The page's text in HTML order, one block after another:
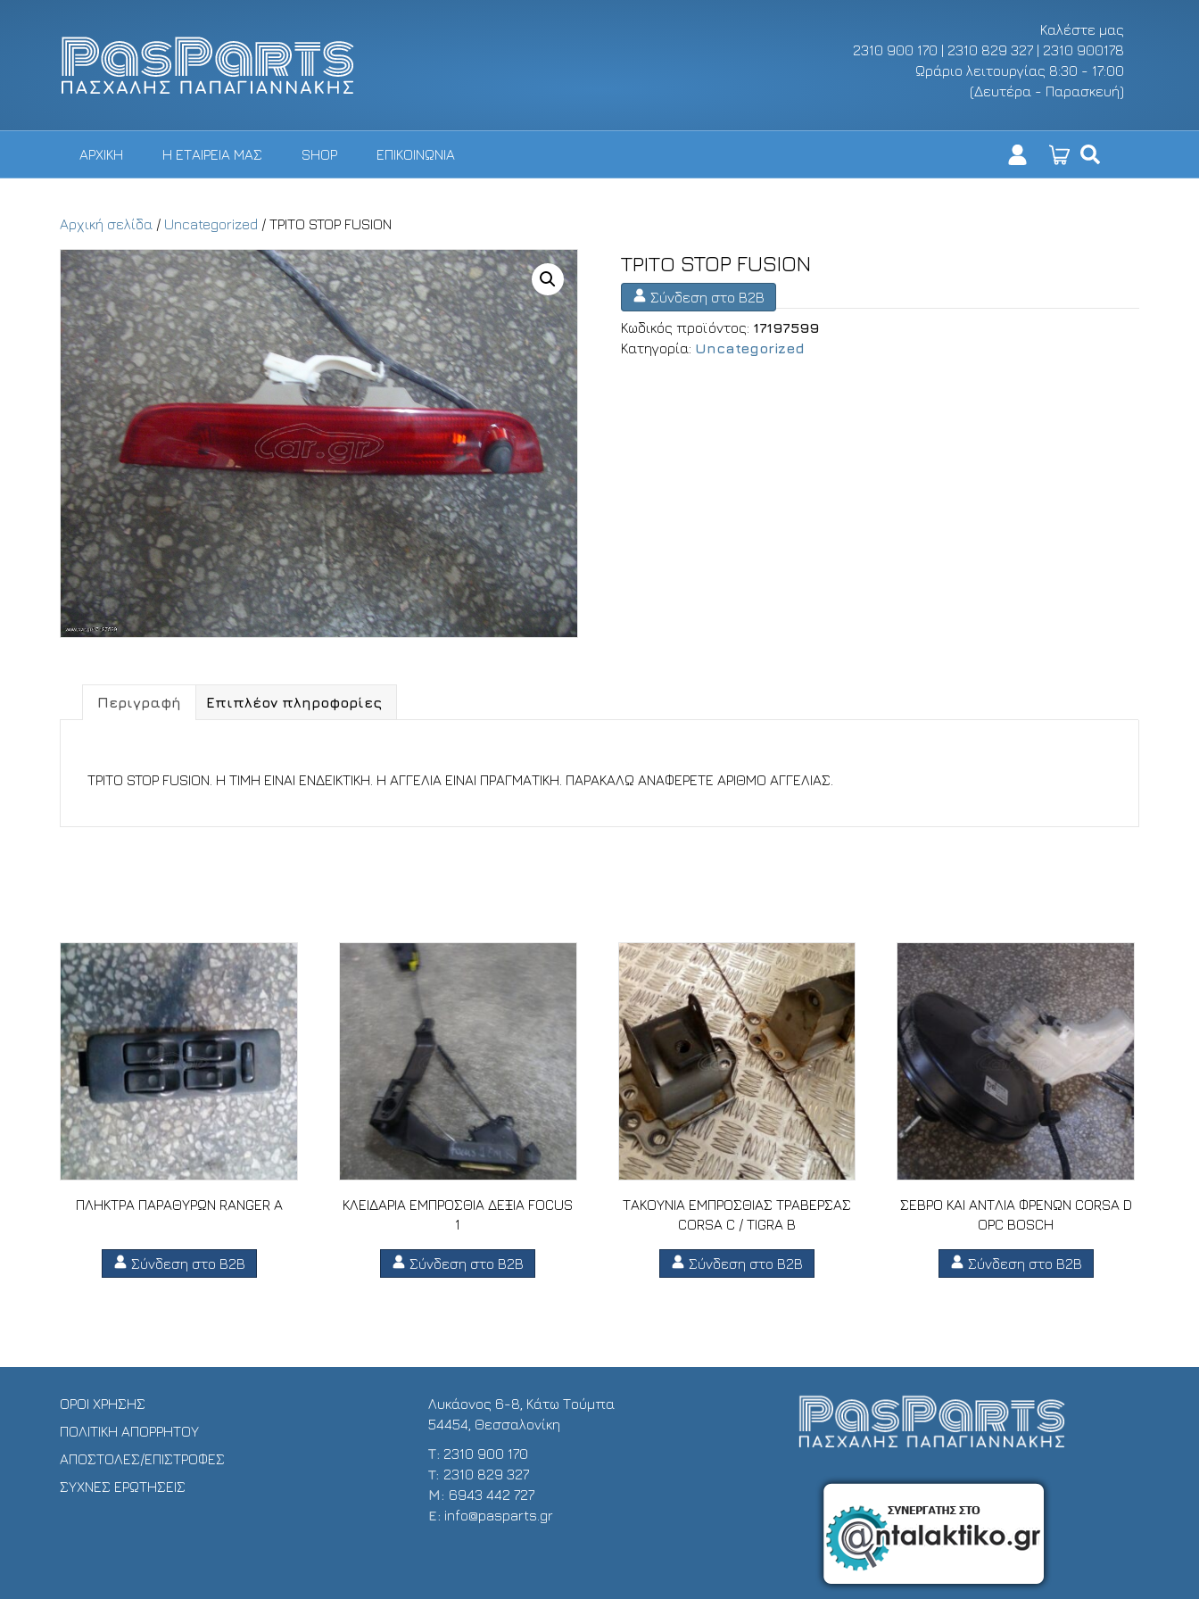
Καλέστε μας
2310 900 170 | 2310 829 327 | 2310 900178
Ωράριο λειτουργίας 8:30 - 17:00
(Δευτέρα - Παρασκευή)
ΑΡΧΙΚΗ Η ΕΤΑΙΡΕΙΑ ΜΑΣ SHOP ΕΠΙΚΟΙΝΩΝΙΑ
Αρχική σελίδα / Uncategorized / ΤΡΙΤΟ STOP FUSION
ΤΡΙΤΟ STOP FUSION
Σύνδεση στο B2B
Κωδικός προϊόντος: 17197599
Κατηγορία: Uncategorized
Περιγραφή Επιπλέον πληροφορίες
ΤΡΙΤΟ STOP FUSION. Η ΤΙΜΗ ΕΙΝΑΙ ΕΝΔΕΙΚΤΙΚΗ. Η ΑΓΓΕΛΙΑ ΕΙΝΑΙ ΠΡΑΓΜΑΤΙΚΗ. ΠΑΡΑΚΑΛΩ ΑΝΑΦΕΡΕΤΕ ΑΡΙΘΜΟ ΑΓΓΕΛΙΑΣ.
ΠΛΗΚΤΡΑ ΠΑΡΑΘΥΡΩΝ RANGER A
Σύνδεση στο B2B
ΚΛΕΙΔΑΡΙΑ ΕΜΠΡΟΣΘΙΑ ΔΕΞΙΑ FOCUS
1
Σύνδεση στο B2B
ΤΑΚΟΥΝΙΑ ΕΜΠΡΟΣΘΙΑΣ ΤΡΑΒΕΡΣΑΣ
CORSA C / TIGRA B
Σύνδεση στο B2B
ΣΕΒΡΟ ΚΑΙ ΑΝΤΛΙΑ ΦΡΕΝΩΝ CORSA D
OPC BOSCH
Σύνδεση στο B2B
ΟΡΟΙ ΧΡΗΣΗΣ
ΠΟΛΙΤΙΚΗ ΑΠΟΡΡΗΤΟΥ
ΑΠΟΣΤΟΛΕΣ/ΕΠΙΣΤΡΟΦΕΣ
ΣΥΧΝΕΣ ΕΡΩΤΗΣΕΙΣ
Λυκάονος 6-8, Κάτω Τούμπα
54454, Θεσσαλονίκη
Τ: 2310 900 170
T: 2310 829 327
Μ: 6943 442 727
E: info@pasparts.gr